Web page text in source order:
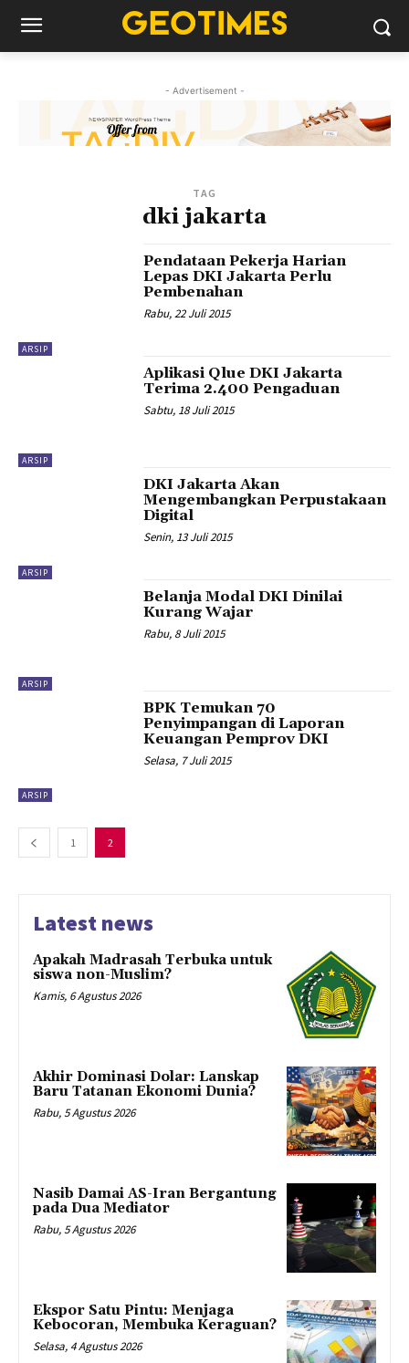
- Advertisement -
TAG
dki jakarta
ARSIP
Pendataan Pekerja Harian
Lepas DKI Jakarta Perlu
Pembenahan
Rabu, 22 Juli 2015
ARSIP
Aplikasi Qlue DKI Jakarta
Terima 2.400 Pengaduan
Sabtu, 18 Juli 2015
ARSIP
DKI Jakarta Akan
Mengembangkan Perpustakaan
Digital
Senin, 13 Juli 2015
ARSIP
Belanja Modal DKI Dinilai
Kurang Wajar
Rabu, 8 Juli 2015
ARSIP
BPK Temukan 70
Penyimpangan di Laporan
Keuangan Pemprov DKI
Selasa, 7 Juli 2015
1 2
Latest news
Apakah Madrasah Terbuka untuk
siswa non-Muslim?
Kamis, 6 Agustus 2026
Akhir Dominasi Dolar: Lanskap
Baru Tatanan Ekonomi Dunia?
Rabu, 5 Agustus 2026
Nasib Damai AS-Iran Bergantung
pada Dua Mediator
Rabu, 5 Agustus 2026
Ekspor Satu Pintu: Menjaga
Kebocoran, Membuka Keraguan?
Selasa, 4 Agustus 2026